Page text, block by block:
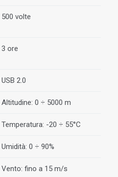
500 volte
3 ore
USB 2.0
Altitudine: 0 ÷ 5000 m
Temperatura: -20 ÷ 55°C
Umidità: 0 ÷ 90%
Vento: fino a 15 m/s